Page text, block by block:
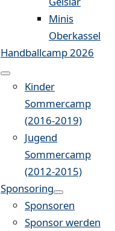
Minis
Oberkassel
Handballcamp 2026
Kinder
Sommercamp
(2016-2019)
Jugend
Sommercamp
(2012-2015)
Sponsoring
Sponsoren
Sponsor werden